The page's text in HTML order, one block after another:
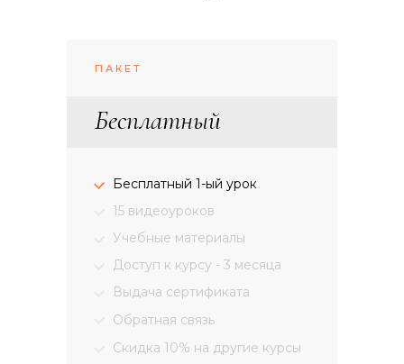
15 видеоуроков
Бесплатный
Учебные материалы
Доступ к курсу - 3 месяца
Выдача сертификата
Обратная связь
ПАКЕТ
Скидка 10% на другие курсы
Бесплатный 1-ый урок